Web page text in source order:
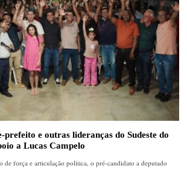
e outras lideranças do Sudeste do
a Lucas Campelo
de força e articulação política, o pré-candidato a deputado